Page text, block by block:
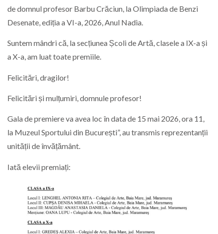
de domnul profesor Barbu Crăciun, la Olimpiada de Benzi
Desenate, ediția a VI-a, 2026, Anul Nadia.
Suntem mândri că, la secțiunea Școli de Artă, clasele a IX-a și
a X-a, am luat toate premiile.
Felicitări, dragilor!
Felicitări și mulțumiri, domnule profesor!
Gala de premiere va avea loc în data de 15 mai 2026, ora 11,
la Muzeul Sportului din București”, au transmis reprezentanții
unității de învățământ.
Iată elevii premiați: